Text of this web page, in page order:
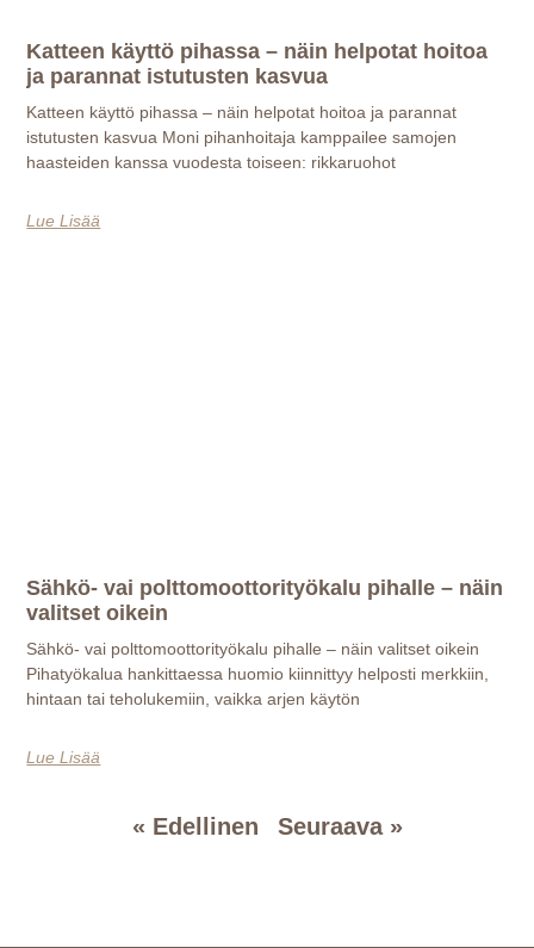
Katteen käyttö pihassa – näin helpotat hoitoa
ja parannat istutusten kasvua
Katteen käyttö pihassa – näin helpotat hoitoa ja parannat
istutusten kasvua Moni pihanhoitaja kamppailee samojen
haasteiden kanssa vuodesta toiseen: rikkaruohot
Lue Lisää
Sähkö- vai polttomoottorityökalu pihalle – näin
valitset oikein
Sähkö- vai polttomoottorityökalu pihalle – näin valitset oikein
Pihatyökalua hankittaessa huomio kiinnittyy helposti merkkiin,
hintaan tai teholukemiin, vaikka arjen käytön
Lue Lisää
« Edellinen Seuraava »